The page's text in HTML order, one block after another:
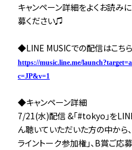
キャンペーン詳細をよくお読み
募ください♫
◆LINE MUSICでの配信はこちら
https://music.line.me/
c=JP&v=1
◆キャンペーン詳細
7/21(水)配信 &「#tokyo」を
ん聴いていただいた方の中から
ライントーク参加権」、B賞ご応